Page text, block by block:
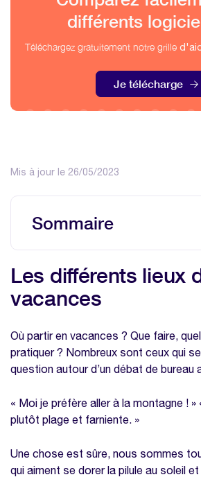
Mis à jour le 26/05/2023
Sommaire
Nos modèles à télécharger
thématique
Modèle de note de frais
Les différents lieux
vacances
Où partir en vacances ? Que faire,
pratiquer ? Nombreux sont ceux qui
question autour d’un débat de bureau
« Moi je préfère aller à la montagne ! »
plutôt plage et farniente. »
Une chose est sûre, nous sommes
qui aiment se dorer la pilule au soleil
différents
Téléchargez gratuitement notre grille
Je télécharge